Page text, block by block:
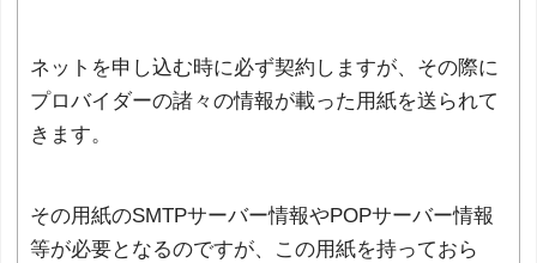
ネットを申し込む時に必ず契約しますが、その際に
プロバイダーの諸々の情報が載った用紙を送られて
きます。
その用紙のSMTPサーバー情報やPOPサーバー情報
等が必要となるのですが、この用紙を持っておら